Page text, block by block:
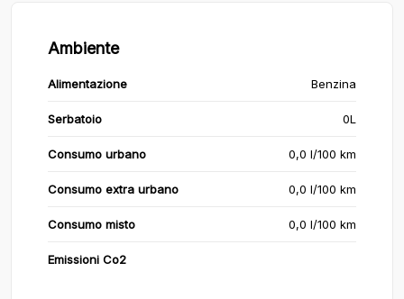
Ambiente
Alimentazione Benzina
Serbatoio 0L
Consumo urbano 0,0 l/100 km
Consumo extra urbano 0,0 l/100 km
Consumo misto 0,0 l/100 km
Emissioni Co2